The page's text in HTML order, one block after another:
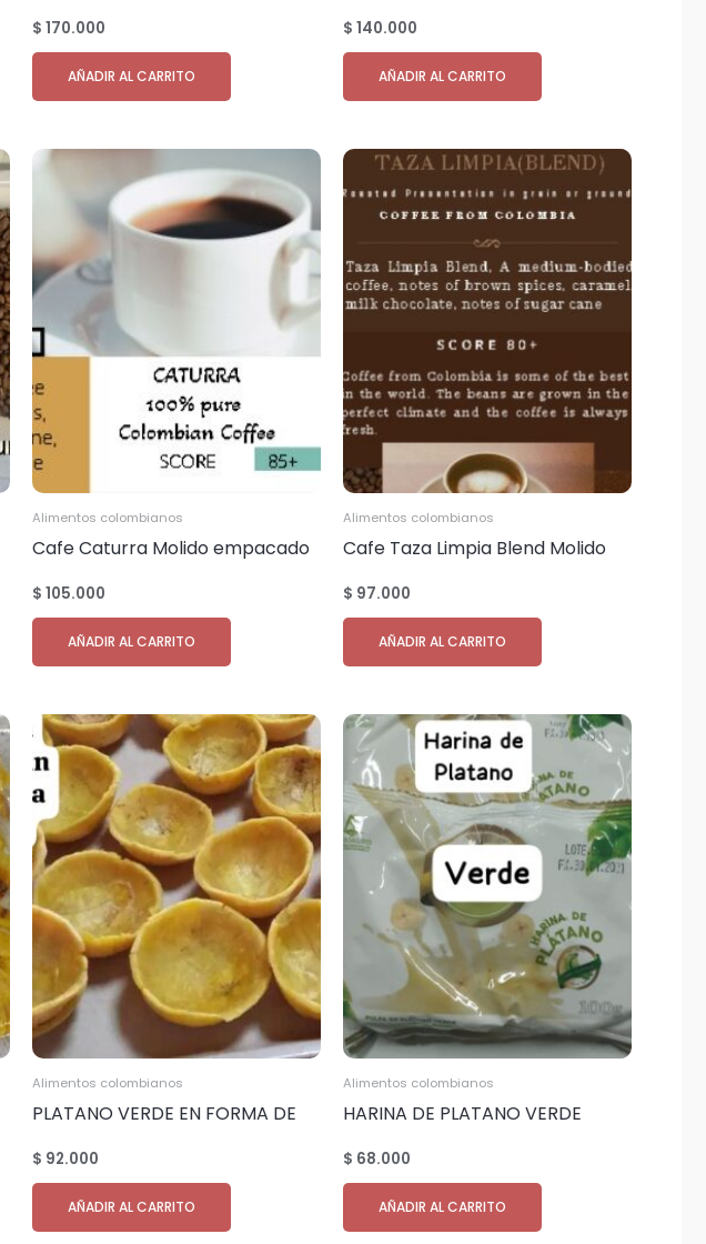
REGIONAL cantidad 20.000 kilos
$ 170.000
AÑADIR AL CARRITO
– foot 25.000 kg
$ 140.000
AÑADIR AL CARRITO
Alimentos colombianos
Cafe Caturra Molido empacado
bolsas 500grs. cantidad 11.250
bolsas
$ 105.000
AÑADIR AL CARRITO
Alimentos colombianos
Cafe Taza Limpia Blend Molido
Empacado en bolsas de 500 gr.
cantidad 11.250 bolsas
$ 97.000
AÑADIR AL CARRITO
Alimentos colombianos
PLATANO VERDE EN FORMA DE
CANASTA cantidad 25.000 kilos
$ 92.000
AÑADIR AL CARRITO
Alimentos colombianos
HARINA DE PLATANO VERDE
cantidad 25.000 kilos
$ 68.000
AÑADIR AL CARRITO